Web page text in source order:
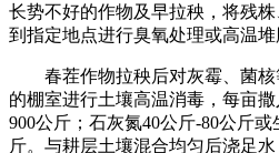
长势不好的作物及早拉秧，将残
到指定地点进行臭氧处理或高温堆
春茬作物拉秧后对灰霉、菌核
的棚室进行土壤高温消毒，每亩
900公斤；石灰氮40公斤-80公斤或
斤。与耕层土壤混合均匀后浇足